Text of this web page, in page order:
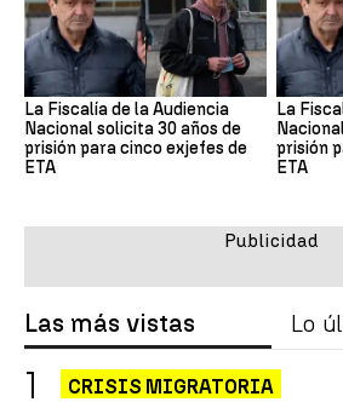
La Fiscalía de la Audiencia
Nacional solicita 30 años de
prisión para cinco exjefes de
ETA
La
prisión
ETA
Las más vistas Lo
CRISIS MIGRATORIA